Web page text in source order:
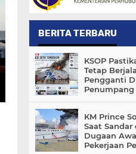
BERITA TERBARU
KSOP
Tetap
Pengganti
Penumpang
KM Prince
Saat Sandar
Dugaan
Pekerjaan